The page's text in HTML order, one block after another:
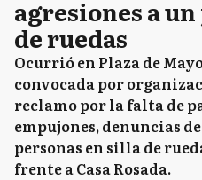
agresiones a
de ruedas
Ocurrió en Plaza de
convocada por
reclamo por la falta de
empujones, denuncias
personas en silla de
frente a Casa Rosada.